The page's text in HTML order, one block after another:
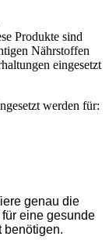
Produkte sind
Nährstoffen
eingesetzt
werden für:
genau die
eine gesunde
benötigen.